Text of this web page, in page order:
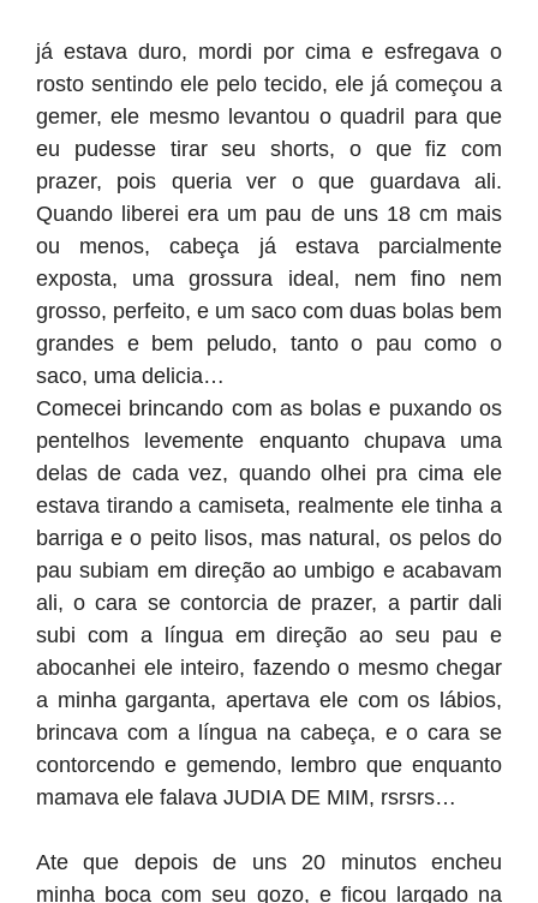
já estava duro, mordi por cima e esfregava o
rosto sentindo ele pelo tecido, ele já começou a
gemer, ele mesmo levantou o quadril para que
eu pudesse tirar seu shorts, o que fiz com
prazer, pois queria ver o que guardava ali.
Quando liberei era um pau de uns 18 cm mais
ou menos, cabeça já estava parcialmente
exposta, uma grossura ideal, nem fino nem
grosso, perfeito, e um saco com duas bolas bem
grandes e bem peludo, tanto o pau como o
saco, uma delicia…
Comecei brincando com as bolas e puxando os
pentelhos levemente enquanto chupava uma
delas de cada vez, quando olhei pra cima ele
estava tirando a camiseta, realmente ele tinha a
barriga e o peito lisos, mas natural, os pelos do
pau subiam em direção ao umbigo e acabavam
ali, o cara se contorcia de prazer, a partir dali
subi com a língua em direção ao seu pau e
abocanhei ele inteiro, fazendo o mesmo chegar
a minha garganta, apertava ele com os lábios,
brincava com a língua na cabeça, e o cara se
contorcendo e gemendo, lembro que enquanto
mamava ele falava JUDIA DE MIM, rsrsrs…
Ate que depois de uns 20 minutos encheu
minha boca com seu gozo, e ficou largado na